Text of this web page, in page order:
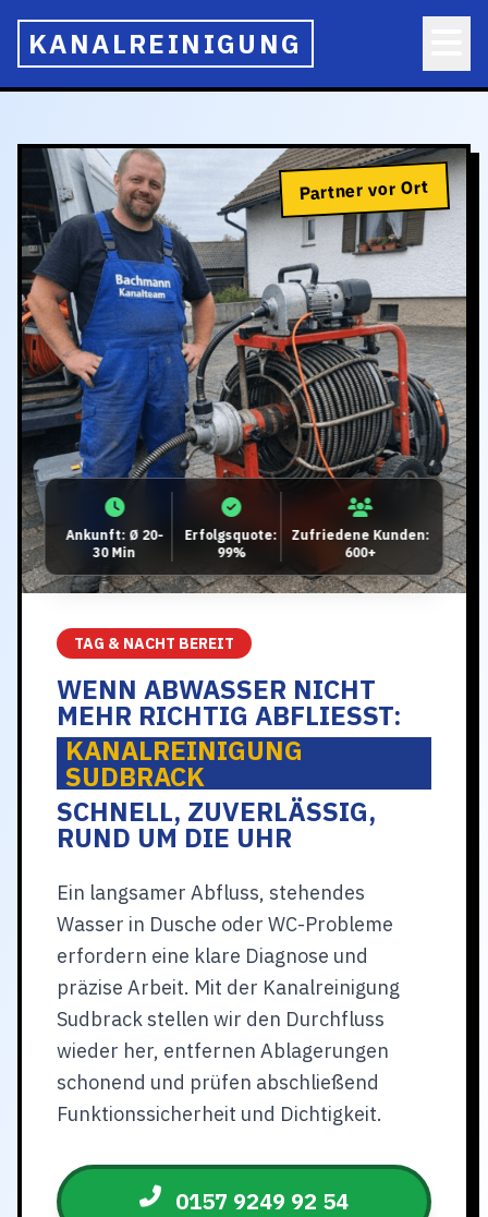
KANALREINIGUNG
Partner vor Ort
Ankunft: Ø 20-
30 Min
Erfolgsquote:
99%
Zufriedene Kunden:
600+
TAG & NACHT BEREIT
WENN ABWASSER NICHT
MEHR RICHTIG ABFLIESST:
KANALREINIGUNG
SUDBRACK
SCHNELL, ZUVERLÄSSIG,
RUND UM DIE UHR
Ein langsamer Abfluss, stehendes
Wasser in Dusche oder WC-Probleme
erfordern eine klare Diagnose und
präzise Arbeit. Mit der Kanalreinigung
Sudbrack stellen wir den Durchfluss
wieder her, entfernen Ablagerungen
schonend und prüfen abschließend
Funktionssicherheit und Dichtigkeit.
0157 9249 92 54